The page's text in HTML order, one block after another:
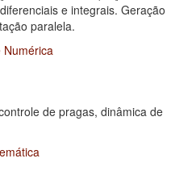
e integrais. Geração
paralela.
Numérica
de pragas, dinâmica de